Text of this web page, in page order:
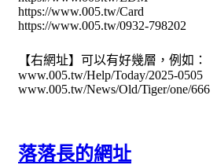
https://www.005.tw/Card
https://www.005.tw/0932-798202
【右網址】可以有好幾層，例如：
www.005.tw/Help/Today/2025-0505
www.005.tw/News/Old/Tiger/one/666
落落長的網址